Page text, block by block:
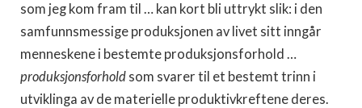
som jeg kom fram til … kan kort bli uttrykt slik: i den
samfunnsmessige produksjonen av livet sitt inngår
menneskene i bestemte produksjonsforhold …
produksjonsforhold som svarer til et bestemt trinn i
utviklinga av de materielle produktivkreftene deres.